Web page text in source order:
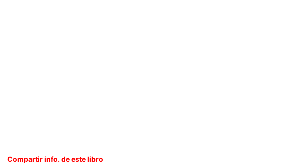
Compartir info. de este libro